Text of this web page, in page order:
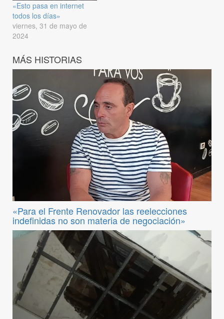
«Esto pasa en internet
todos los días»
viernes, 31 de mayo de
2024
MÁS HISTORIAS
«Para el Frente Renovador las reelecciones
indefinidas no son materia de negociación»